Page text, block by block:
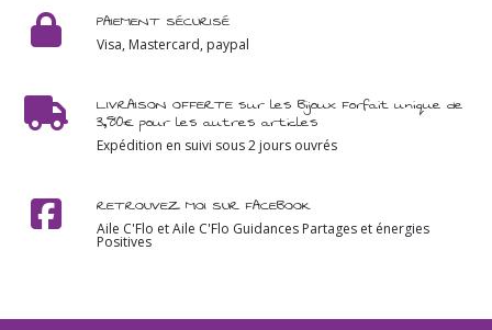
PAIEMENT SÉCURISÉ
Visa, Mastercard, paypal
LIVRAISON OFFERTE sur les Bijoux Forfait unique de
3,80€ pour les autres articles
Expédition en suivi sous 2 jours ouvrés
RETROUVEZ MOI SUR FACEBOOK
Aile C'Flo et Aile C'Flo Guidances Partages et énergies
Positives